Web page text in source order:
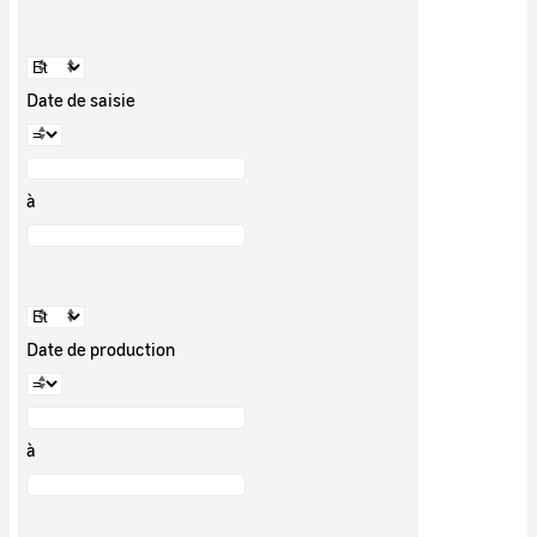
Date de saisie
à
Date de production
à